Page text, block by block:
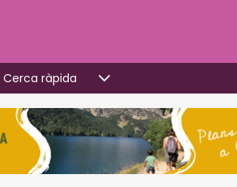
Cerca ràpida